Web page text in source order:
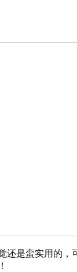
还是蛮实用的，